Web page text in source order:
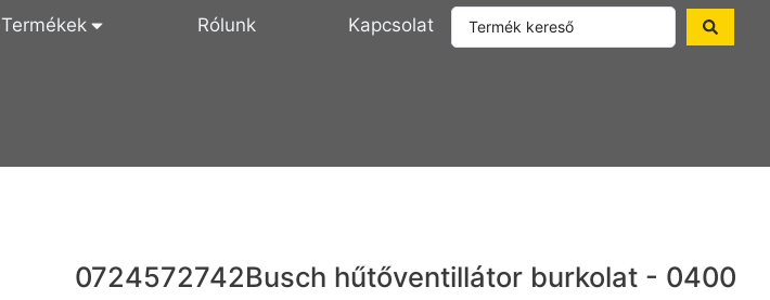
Termékek Rólunk
Kapcsolat
0724572742Busch hűtőventillátor burkolat - 0400